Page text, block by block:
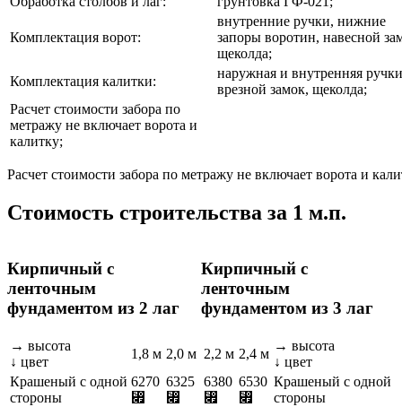
Комплектация ворот:
внутренние ручки, нижние
запоры воротин, навесной
щеколда;
Комплектация калитки:
наружная и внутренняя
врезной замок, щеколда;
Расчет стоимости забора по
метражу не включает ворота и
калитку;
Расчет стоимости забора по метражу не включает ворота и
Стоимость строительства за 1 м.п.
Кирпичный с
ленточным
фундаментом из 2 лаг
→ высота
↓ цвет
1,8 м 2,0 м
Крашеный с одной
стороны
6270
⃏
6325
⃏
Кирпичный с
ленточным
фундаментом из 3 лаг
2,2 м 2,4 м
→ высота
↓ цвет
6380
⃏
6530
⃏
Крашеный с одной
стороны